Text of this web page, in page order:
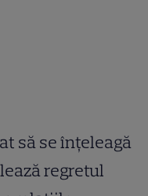
să se înțeleagă
regretul